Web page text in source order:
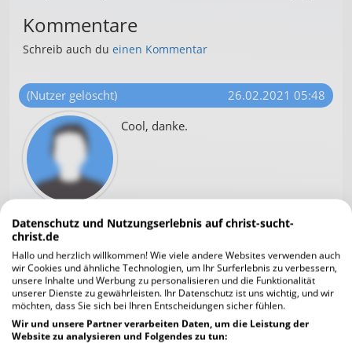
Kommentare
Schreib auch du einen Kommentar
(Nutzer gelöscht)
26.02.2021 05:48
Cool, danke.
Rosenlied
🎨Wunderschön, lb. @Wounded🎼...
Datenschutz und Nutzungserlebnis auf christ-sucht-
christ.de
Hallo und herzlich willkommen! Wie viele andere Websites verwenden auch
wir Cookies und ähnliche Technologien, um Ihr Surferlebnis zu verbessern,
unsere Inhalte und Werbung zu personalisieren und die Funktionalität
unserer Dienste zu gewährleisten. Ihr Datenschutz ist uns wichtig, und wir
möchten, dass Sie sich bei Ihren Entscheidungen sicher fühlen.
Wir und unsere Partner verarbeiten Daten, um die Leistung der
Website zu analysieren und Folgendes zu tun: